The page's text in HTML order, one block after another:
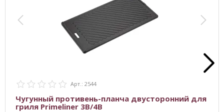
Арт.: 2544
Чугунный противень-планча двусторонний для
гриля Primeliner 3B/4B